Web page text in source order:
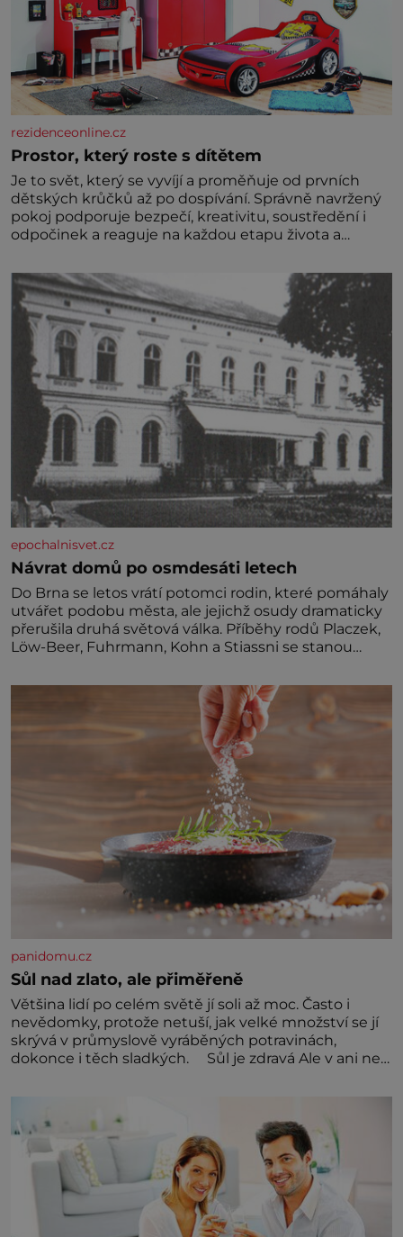
rezidenceonline.cz
Prostor, který roste s dítětem
Je to svět, který se vyvíjí a proměňuje od prvních
dětských krůčků až po dospívání. Správně navržený
pokoj podporuje bezpečí, kreativitu, soustředění i
odpočinek a reaguje na každou etapu života a
jednoduchost, měkkost a bezpečí, proto by pokoj
miminka měl působit především klidně a útulně.
Předškolní věk je
epochalnisvet.cz
Návrat domů po osmdesáti letech
Do Brna se letos vrátí potomci rodin, které pomáhaly
utvářet podobu města, ale jejichž osudy dramaticky
přerušila druhá světová válka. Příběhy rodů Placzek,
Löw-Beer, Fuhrmann, Kohn a Stiassni se stanou
židovské kultury ŠTETL FEST 2026. Některé návraty
nejsou jednoduché. Místa, která si člověk pamatuje z
rodinných vyprávění, už dávno
panidomu.cz
Sůl nad zlato, ale přiměřeně
Většina lidí po celém světě jí soli až moc. Často i
nevědomky, protože netuší, jak velké množství se jí
skrývá v průmyslově vyráběných potravinách,
dokonce i těch sladkých. Sůl je zdravá Ale v ani ne
běžné. Její základní složky– sodík a chlór – jsou